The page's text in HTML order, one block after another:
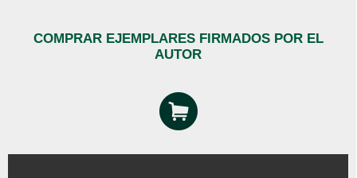
COMPRAR EJEMPLARES FIRMADOS POR EL
AUTOR